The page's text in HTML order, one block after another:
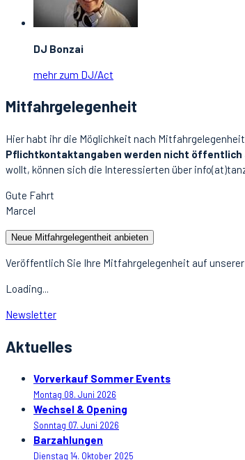
DJ Bonzai
mehr zum DJ/Act
Mitfahrgelegenheit
Hier habt ihr die Möglichkeit nach
Pflichtkontaktangaben werden nicht öffentlich
wollt, können sich die Interessierten über
Gute Fahrt
Marcel
Neue Mitfahrgelegentheit anbieten
Veröffentlich Sie Ihre Mitfahrgelegenheit auf
Loading...
Newsletter
Aktuelles
Vorverkauf Sommer Events
Montag 08. Juni 2026
Wechsel & Opening
Sonntag 07. Juni 2026
Barzahlungen
Dienstag 14. Oktober 2025